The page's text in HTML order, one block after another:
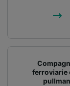
ferroviarie
pullman